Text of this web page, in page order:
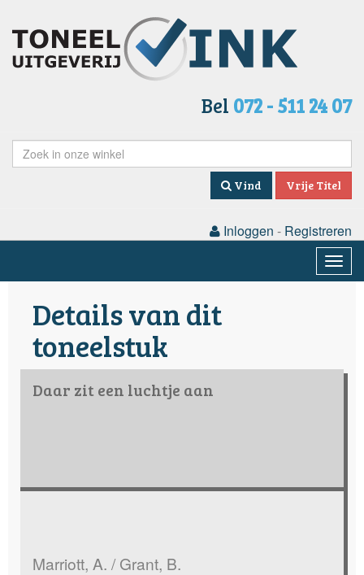
Bel 072 - 511 24 07
Vind Vrije Titel
Inloggen - Registreren
Details van dit
toneelstuk
Daar zit een luchtje aan
Marriott, A. / Grant, B.